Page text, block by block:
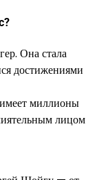
Она стала
достижениями
миллионы
лицом